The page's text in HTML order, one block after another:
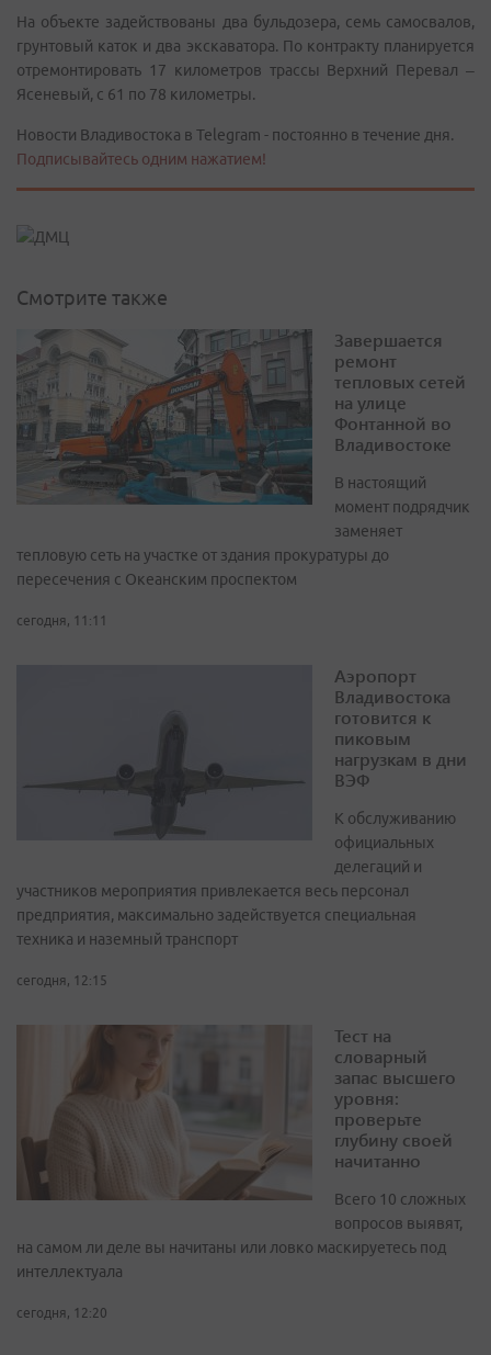
На объекте задействованы два бульдозера, семь самосвалов,
грунтовый каток и два экскаватора. По контракту планируется
отремонтировать 17 километров трассы Верхний Перевал –
Ясеневый, с 61 по 78 километры.
Новости Владивостока в Telegram - постоянно в течение дня.
Подписывайтесь одним нажатием!
Смотрите также
Завершается
ремонт
тепловых сетей
на улице
Фонтанной во
Владивостоке
В настоящий
момент подрядчик
заменяет
тепловую сеть на участке от здания прокуратуры до
пересечения с Океанским проспектом
сегодня, 11:11
Аэропорт
Владивостока
готовится к
пиковым
нагрузкам в дни
ВЭФ
К обслуживанию
официальных
делегаций и
участников мероприятия привлекается весь персонал
предприятия, максимально задействуется специальная
техника и наземный транспорт
сегодня, 12:15
Тест на
словарный
запас высшего
уровня:
проверьте
глубину своей
начитанно
Всего 10 сложных
вопросов выявят,
на самом ли деле вы начитаны или ловко маскируетесь под
интеллектуала
сегодня, 12:20